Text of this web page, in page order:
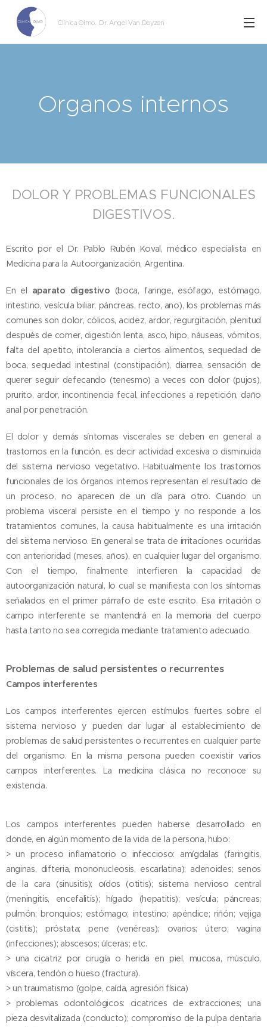
Clínica Olmo. Dr. Angel Van Deyzen
Organos internos
DOLOR Y PROBLEMAS FUNCIONALES
DIGESTIVOS.
Escrito por el Dr. Pablo Rubén Koval, médico especialista en
Medicina para la Autoorganización, Argentina.
En el aparato digestivo (boca, faringe, esófago, estómago,
intestino, vesícula biliar, páncreas, recto, ano), los problemas más
comunes son dolor, cólicos, acidez, ardor, regurgitación, plenitud
después de comer, digestión lenta, asco, hipo, náuseas, vómitos,
falta del apetito, intolerancia a ciertos alimentos, sequedad de
boca, sequedad intestinal (constipación), diarrea, sensación de
querer seguir defecando (tenesmo) a veces con dolor (pujos),
prurito, ardor, incontinencia fecal, infecciones a repetición, daño
anal por penetración.
El dolor y demás síntomas viscerales se deben en general a
trastornos en la función, es decir actividad excesiva o disminuida
del sistema nervioso vegetativo. Habitualmente los trastornos
funcionales de los órganos internos representan el resultado de
un proceso, no aparecen de un día para otro. Cuando un
problema visceral persiste en el tiempo y no responde a los
tratamientos comunes, la causa habitualmente es una irritación
del sistema nervioso. En general se trata de irritaciones ocurridas
con anterioridad (meses, años), en cualquier lugar del organismo.
Con el tiempo, finalmente interfieren la capacidad de
autoorganización natural, lo cual se manifiesta con los síntomas
señalados en el primer párrafo de este escrito. Esa irritación o
campo interferente se mantendrá en la memoria del cuerpo
hasta tanto no sea corregida mediante tratamiento adecuado.
Problemas de salud persistentes o recurrentes
Campos interferentes
Los campos interferentes ejercen estímulos fuertes sobre el
sistema nervioso y pueden dar lugar al establecimiento de
problemas de salud persistentes o recurrentes en cualquier parte
del organismo. En la misma persona pueden coexistir varios
campos interferentes. La medicina clásica no reconoce su
existencia.
Los campos interferentes pueden haberse desarrollado en
donde, en algún momento de la vida de la persona, hubo:
> un proceso inflamatorio o infeccioso: amígdalas (faringitis,
anginas, difteria, mononucleosis, escarlatina); adenoides; senos
de la cara (sinusitis); oídos (otitis); sistema nervioso central
(meningitis, encefalitis); hígado (hepatitis); vesícula; páncreas;
pulmón; bronquios; estómago; intestino; apéndice; riñón; vejiga
(cistitis); próstata; pene (venéreas); ovarios; útero; vagina
(infecciones); abscesos; úlceras; etc.
> una cicatriz por cirugía o herida en piel, mucosa, músculo,
víscera, tendón o hueso (fractura).
> un traumatismo (golpe, caída, agresión física)
> problemas odontológicos: cicatrices de extracciones; una
pieza desvitalizada (conducto); compromiso de la pulpa dentaria